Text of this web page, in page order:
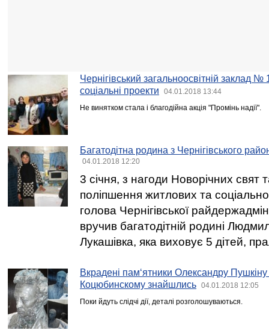
Чернігівський загальноосвітній заклад
соціальні проекти
04.01.2018 13:44
Не винятком стала і благодійна акція "Промінь надії".
Багатодітна родина з Чернігівського
04.01.2018 12:20
3 січня, з нагоди Новорічних свят
поліпшення житлових та
голова Чернігівської
вручив багатодітній родині
Лукашівка, яка виховує 5 дітей,
Вкрадені пам‘ятники Олександру
Коцюбинскому знайшлись
04.01.2018 12:05
Поки йдуть слідчі дії, деталі розголошуваються.